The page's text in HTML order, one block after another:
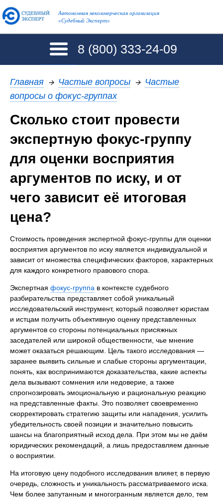
Автономная некоммерческая организация
«Судебный Эксперт»
8 (800) 333-24-09
Главная → Частые вопросы → Частые
вопросы о фокус-группах
Сколько стоит провести
экспертную фокус-группу
для оценки восприятия
аргументов по иску, и от
чего зависит её итоговая
цена?
Стоимость проведения экспертной фокус-группы для оценки
восприятия аргументов по иску является индивидуальной и
зависит от множества специфических факторов, характерных
для каждого конкретного правового спора.
Экспертная фокус-группа в контексте судебного
разбирательства представляет собой уникальный
исследовательский инструмент, который позволяет юристам
и истцам получить объективную оценку представленных
аргументов со стороны потенциальных присяжных
заседателей или широкой общественности, чье мнение
может оказаться решающим. Цель такого исследования —
заранее выявить сильные и слабые стороны аргументации,
понять, как воспринимаются доказательства, какие аспекты
дела вызывают сомнения или недоверие, а также
спрогнозировать эмоциональную и рациональную реакцию
на представленные факты. Это позволяет своевременно
скорректировать стратегию защиты или нападения, усилить
убедительность своей позиции и значительно повысить
шансы на благоприятный исход дела. При этом мы не даём
юридических рекомендаций, а лишь предоставляем данные
о восприятии.
На итоговую цену подобного исследования влияет, в первую
очередь, сложность и уникальность рассматриваемого иска.
Чем более запутанным и многогранным является дело, тем